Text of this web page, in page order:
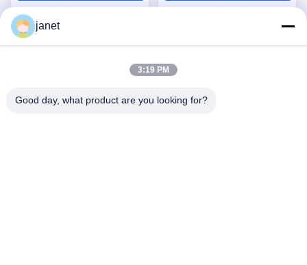
janet
3:19 PM
Good day, what product are you looking for?